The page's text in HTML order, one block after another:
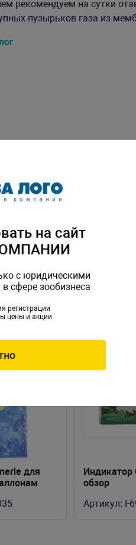
рекомендуем на сутки
пузырьков газа из
для
Индикатор
обзор
Артикул: I-
на сайт
с юридическими
сфере зообизнеса
регистрации
цены и акции